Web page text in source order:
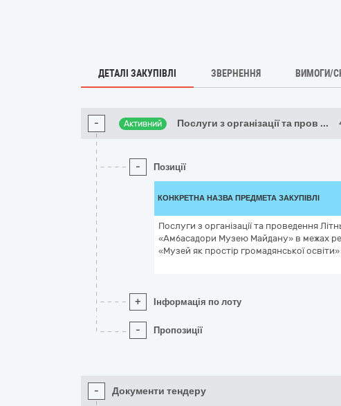
ДЕТАЛІ ЗАКУПІВЛІ ЗВЕРНЕННЯ ВИМОГИ/
- Активний Послуги з організації та пров ...
- Позиції
КОНКРЕТНА НАЗВА ПРЕДМЕТА ЗАКУПІВЛІ
Послуги з організації та проведення
«Амбасадори Музею Майдану» в межах
«Музей як простір громадянської освіти»
+ Інформація по лоту
- Пропозиції
- Документи тендеру